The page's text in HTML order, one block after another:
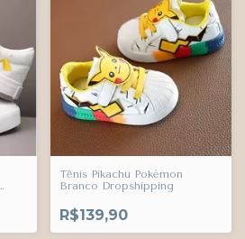
Tênis Pikachu Pokémon
Branco Dropshipping
R$139,90